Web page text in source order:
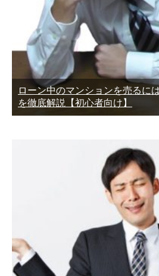
ローン中のマンションを売るに
を徹底解説【初心者向け】